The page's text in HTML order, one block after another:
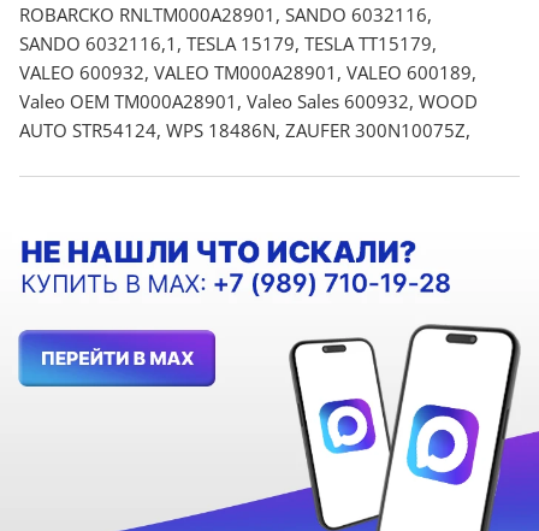
ROBARCKO RNLTM000A28901, SANDO 6032116,
SANDO 6032116,1, TESLA 15179, TESLA TT15179,
VALEO 600932, VALEO TM000A28901, VALEO 600189,
Valeo OEM TM000A28901, Valeo Sales 600932, WOOD
AUTO STR54124, WPS 18486N, ZAUFER 300N10075Z,